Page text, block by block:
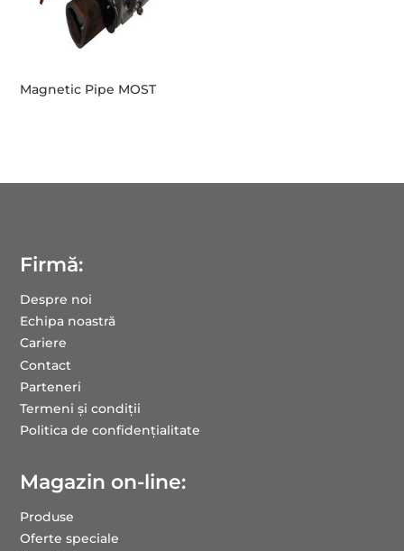
Magnetic Pipe MOST
Firmă:
Despre noi
Echipa noastră
Cariere
Contact
Parteneri
Termeni și condiții
Politica de confidențialitate
Magazin on-line:
Produse
Oferte speciale